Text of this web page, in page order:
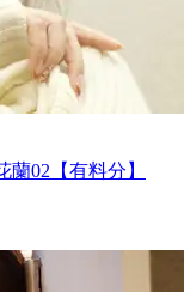
02【有料分】